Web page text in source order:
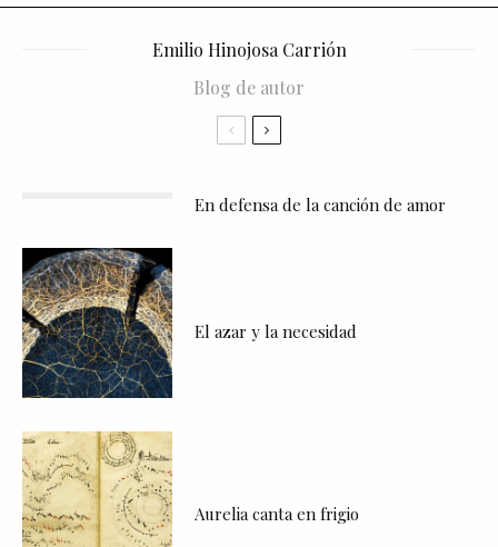
Emilio Hinojosa Carrión
Blog de autor
En defensa de la canción de amor
El azar y la necesidad
Aurelia canta en frigio